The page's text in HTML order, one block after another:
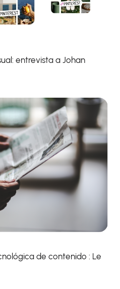
entrevista a Johan
de contenido : Le